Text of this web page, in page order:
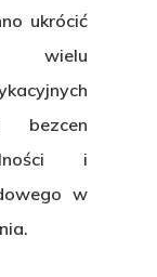
ukrócić
wielu
bezcen
i
w